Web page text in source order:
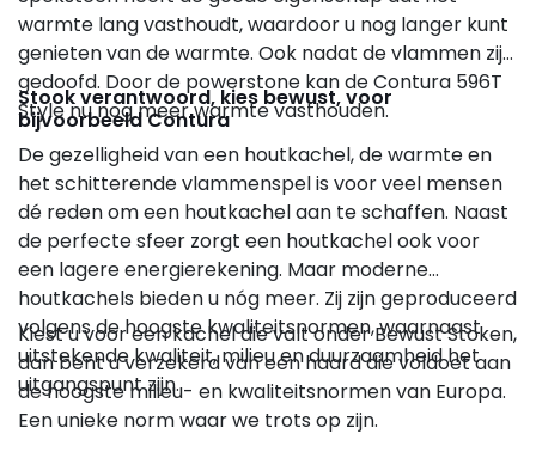
warmte lang vasthoudt, waardoor u nog langer kunt
genieten van de warmte. Ook nadat de vlammen zijn
gedoofd. Door de powerstone kan de Contura 596T
Style nu nog meer warmte vasthouden.
Stook verantwoord, kies bewust, voor
bijvoorbeeld Contura
De gezelligheid van een houtkachel, de warmte en
het schitterende vlammenspel is voor veel mensen
dé reden om een houtkachel aan te schaffen. Naast
de perfecte sfeer zorgt een houtkachel ook voor
een lagere energierekening. Maar moderne
houtkachels bieden u nóg meer. Zij zijn geproduceerd
volgens de hoogste kwaliteitsnormen, waarnaast
uitstekende kwaliteit, milieu en duurzaamheid het
uitgangspunt zijn.
Kiest u voor een kachel die valt onder Bewust Stoken,
dan bent u verzekerd van een haard die voldoet aan
de hoogste milieu- en kwaliteitsnormen van Europa.
Een unieke norm waar we trots op zijn.